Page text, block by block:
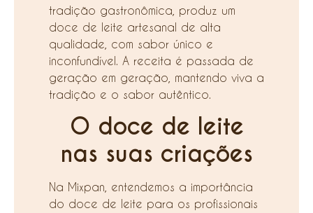
tradição gastronômica, produz um
doce de leite artesanal de alta
qualidade, com sabor único e
inconfundível. A receita é passada de
geração em geração, mantendo viva a
tradição e o sabor autêntico.
O doce de leite
nas suas criações
Na Mixpan, entendemos a importância
do doce de leite para os profissionais